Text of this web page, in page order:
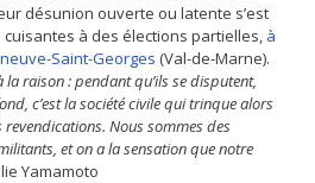
désunion ouverte ou latente s’est
à des élections partielles, à
Saint-Georges (Val-de-Marne).
raison : pendant qu’ils se disputent,
c’est la société civile qui trinque alors
revendications. Nous sommes des
et on a la sensation que notre
Yamamoto